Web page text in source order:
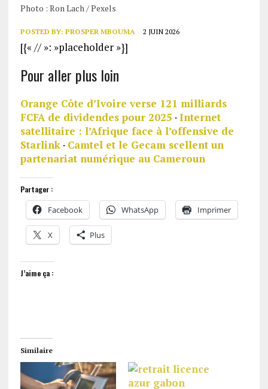
Photo : Ron Lach / Pexels
POSTED BY: PROSPER MBOUMA 2 JUIN 2026
[{« // »: »placeholder »}]
Pour aller plus loin
Orange Côte d’Ivoire verse 121 milliards
FCFA de dividendes pour 2025 · Internet
satellitaire : l’Afrique face à l’offensive de
Starlink· Camtel et le Gecam scellent un
partenariat numérique au Cameroun
Partager :
Facebook WhatsApp Imprimer
X Plus
J’aime ça :
Similaire